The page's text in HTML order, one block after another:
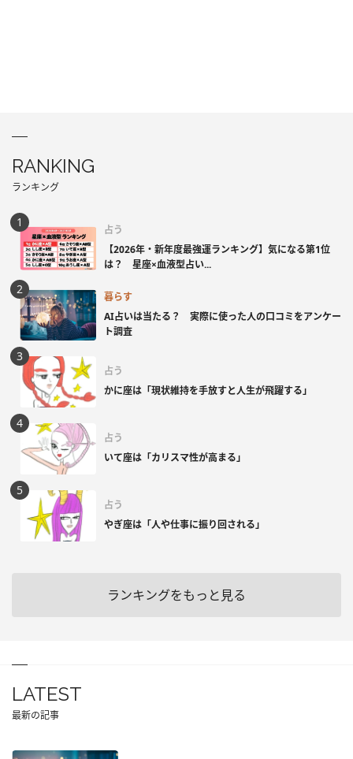
RANKING
ランキング
占う
【2026年・新年度最強運ランキング】気になる第1位
は？ 星座×血液型占い...
暮らす
AI占いは当たる？ 実際に使った人の口コミをアンケー
ト調査
占う
かに座は「現状維持を手放すと人生が飛躍する」
占う
いて座は「カリスマ性が高まる」
占う
やぎ座は「人や仕事に振り回される」
ランキングをもっと見る
LATEST
最新の記事